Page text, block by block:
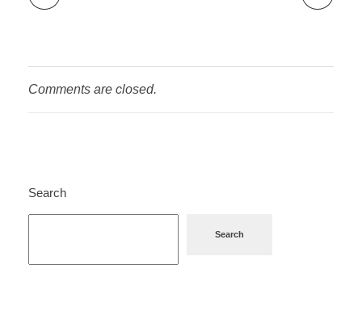
Comments are closed.
Search
Search